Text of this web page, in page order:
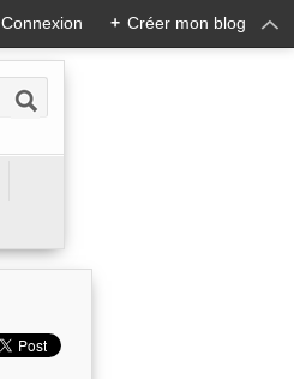
Connexion + Créer mon blog